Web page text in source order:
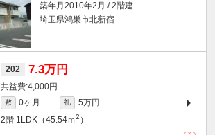
築年月2010年2月 / 2階建
埼玉県鴻巣市北新宿
202 7.3万円
4,000円
敷 0ヶ月 礼
5万円
2階 1LDK（45.54ｍ2 ）